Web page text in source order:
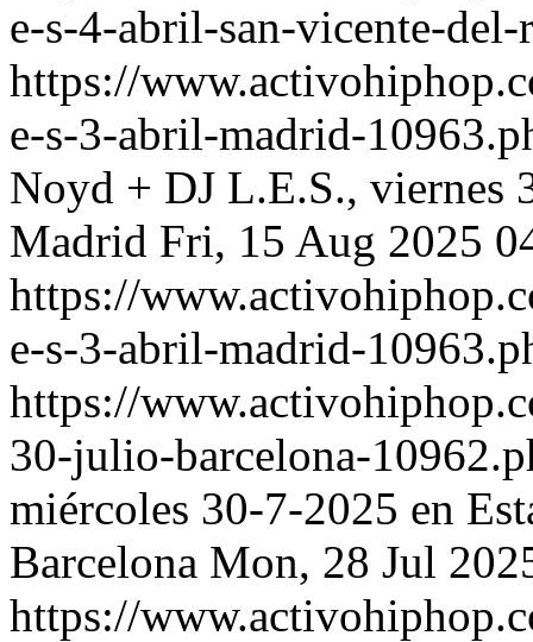
e-s-4-abril-san-vicente-
https://
e-s-3-abril-madrid-
Noyd + DJ L.E.S., viernes
Madrid Fri, 15 Aug 2025
https://
e-s-3-abril-madrid-
https://
30-julio-barcelona-
miércoles 30-7-2025 en
Barcelona Mon, 28 Jul
https://